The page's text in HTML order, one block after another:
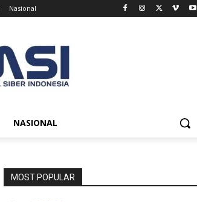
Nasional
NASIONAL
MOST POPULAR